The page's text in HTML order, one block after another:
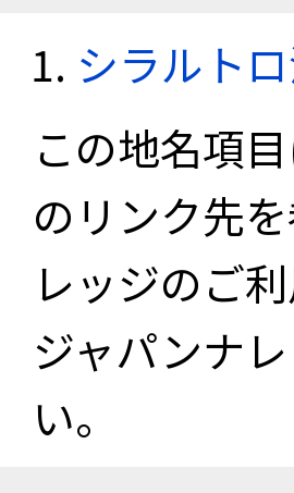
シラルト
この地名項
のリンク先
レッジのご
ジャパンナ
い。